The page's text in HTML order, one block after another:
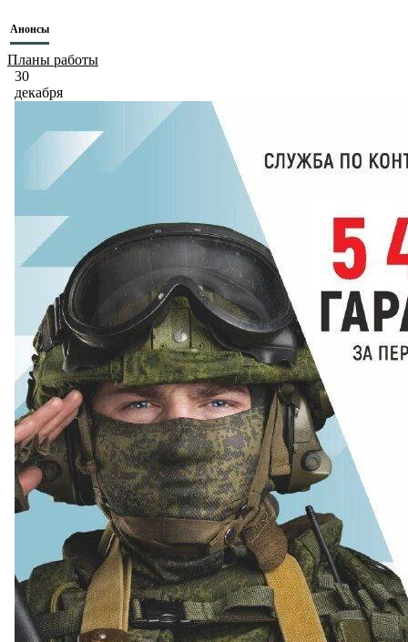
Анонсы
Планы работы
30
декабря